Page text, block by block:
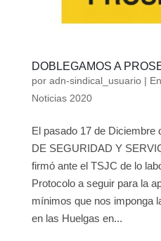
DOBLEGAMOS A
por adn-sindical_usuario|
Noticias 2020
El pasado 17 de Diciembre
DE SEGURIDAD Y
firmó ante el TSJC de lo
Protocolo a seguir para la
mínimos que nos imponga
en las Huelgas en...